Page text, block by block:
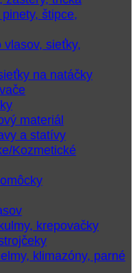
štipce,
vlasov, sieťky,
na natáčky
materiál
a statívy
Kozmetické
krepovačky
klimazóny, parné